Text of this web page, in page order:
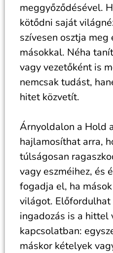
meggyőződésével.
kötődni saját
szívesen osztja
másokkal. Néha
vagy vezetőként is
nemcsak tudást,
hitet közvetít.
Árnyoldalon a Hold
hajlamosíthat arra,
túlságosan
vagy eszméihez, és
fogadja el, ha
világot.
ingadozás is a
kapcsolatban:
máskor kételyek